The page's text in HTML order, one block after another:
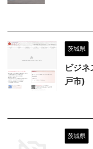
茨城県
ビジ
戸市)
茨城県